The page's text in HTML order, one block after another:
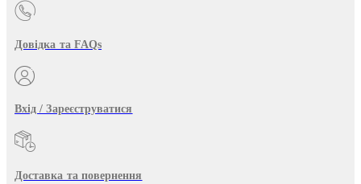
Довідка та FAQs
Вхід / Зареєструватися
Доставка та повернення